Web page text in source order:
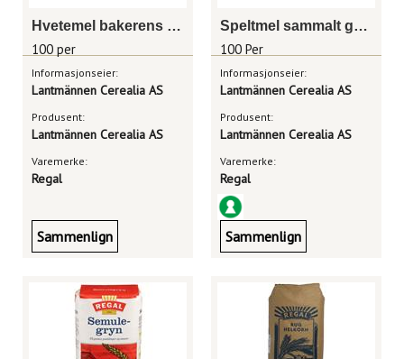
Hvetemel bakerens utvalgte 2kg
100 per
Informasjonseier:
Lantmännen Cerealia AS
Produsent:
Lantmännen Cerealia AS
Varemerke:
Regal
Sammenlign
Speltmel sammalt grov 1kg
100 Per
Informasjonseier:
Lantmännen Cerealia AS
Produsent:
Lantmännen Cerealia AS
Varemerke:
Regal
Sammenlign